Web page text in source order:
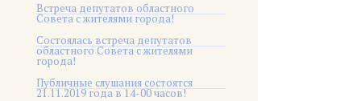
Встреча депутатов областного
Совета с жителями города!
Состоялась встреча депутатов
областного Совета с жителями
города!
Публичные слушания состоятся
21.11.2019 года в 14-00 часов!